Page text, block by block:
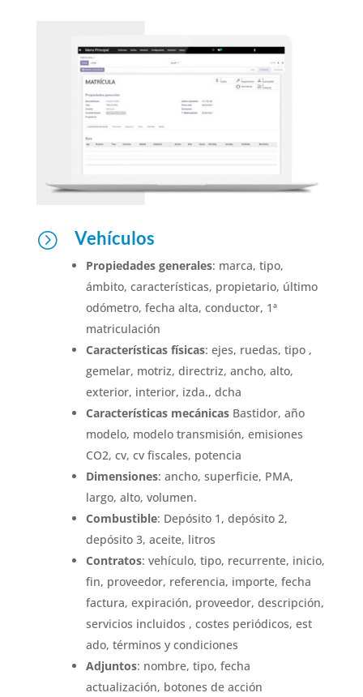
= Vehículos
Propiedades generales: marca, tipo,
ámbito, características, propietario, último
odómetro, fecha alta, conductor, 1ª
matriculación
Características físicas: ejes, ruedas, tipo ,
gemelar, motriz, directriz, ancho, alto,
exterior, interior, izda., dcha
Características mecánicasBastidor, año
modelo, modelo transmisión, emisiones
CO2, cv, cv fiscales, potencia
Dimensiones: ancho, superficie, PMA,
largo, alto, volumen.
Combustible: Depósito 1, depósito 2,
depósito 3, aceite, litros
Contratos: vehículo, tipo, recurrente, inicio,
fin, proveedor, referencia, importe, fecha
factura, expiración, proveedor, descripción,
servicios incluidos , costes periódicos, est
ado, términos y condiciones
Adjuntos: nombre, tipo, fecha
actualización, botones de acción